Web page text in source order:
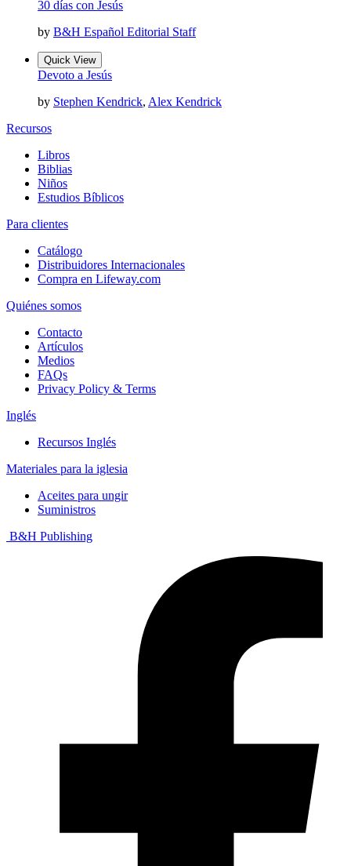
30 días con Jesús
by B&H Español Editorial Staff
Quick View
Devoto a Jesús
by Stephen Kendrick, Alex Kendrick
Recursos
Libros
Biblias
Niños
Estudios Bíblicos
Para clientes
Catálogo
Distribuidores Internacionales
Compra en Lifeway.com
Quiénes somos
Contacto
Artículos
Medios
FAQs
Privacy Policy & Terms
Inglés
Recursos Inglés
Materiales para la iglesia
Aceites para ungir
Suministros
B&H Publishing